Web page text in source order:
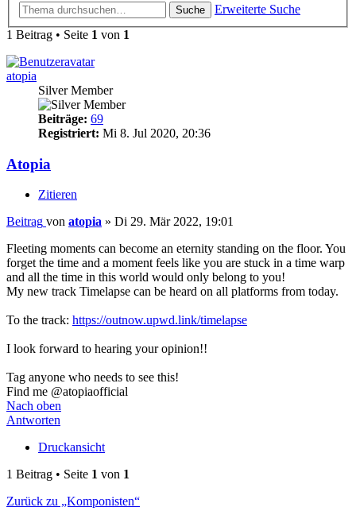
Suche
Erweiterte Suche
1 Beitrag • Seite 1 von 1
atopia
Silver Member
Beiträge: 69
Registriert: Mi 8. Jul 2020, 20:36
Atopia
Zitieren
Beitrag von atopia » Di 29. Mär 2022, 19:01
Fleeting moments can become an eternity standing on the floor. You
forget the time and a moment feels like you are stuck in a time warp
and all the time in this world would only belong to you!
My new track Timelapse can be heard on all platforms from today.
To the track: https://outnow.upwd.link/timelapse
I look forward to hearing your opinion!!
Tag anyone who needs to see this!
Find me @atopiaofficial
Nach oben
Antworten
Druckansicht
1 Beitrag • Seite 1 von 1
Zurück zu „Komponisten“